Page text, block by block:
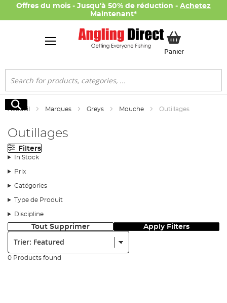
Offres du mois - Jusqu'à 50% de réduction - Achetez
Maintenant*
PanierMon panier
Rechercher
Rechercher
Accueil Marques Greys Mouche Outillages
Outillages
Filters
In Stock
Prix
Catégories
Type de Produit
Discipline
Tout Supprimer Apply Filters
0 Products found